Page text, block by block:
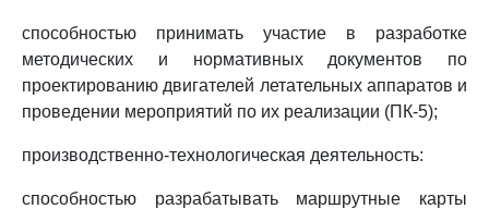
способностью принимать участие в разработке
методических и нормативных документов по
проектированию двигателей летательных аппаратов и
проведении мероприятий по их реализации (ПК-5);
производственно-технологическая деятельность:
способностью разрабатывать маршрутные карты